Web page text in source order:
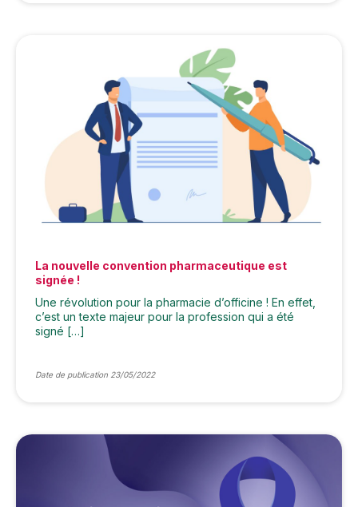
La nouvelle convention pharmaceutique est
signée !
Une révolution pour la pharmacie d’officine ! En effet,
c’est un texte majeur pour la profession qui a été
signé […]
Date de publication 23/05/2022